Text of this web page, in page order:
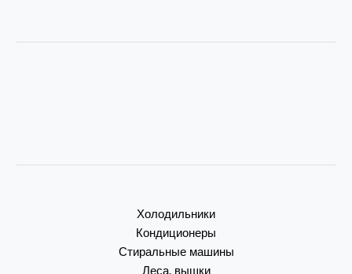
Холодильники
Кондиционеры
Стиральные машины
Леса, вышки